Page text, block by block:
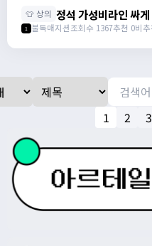
800/ 공10노목
팝니다 /
👕 상의 정석 가성비라인 싸게
신발, 상하의, 슬레브
1 불독매지션조회수 1367추천 0비
1 2 3